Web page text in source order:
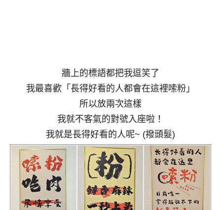
牆上的標語都把我逗笑了
我最喜歡「長得好看的人都會在這裡嗦粉」
所以放兩次這樣
我就不客氣的對號入座啦！
我就是長得好看的人呢~ (撥頭髮)